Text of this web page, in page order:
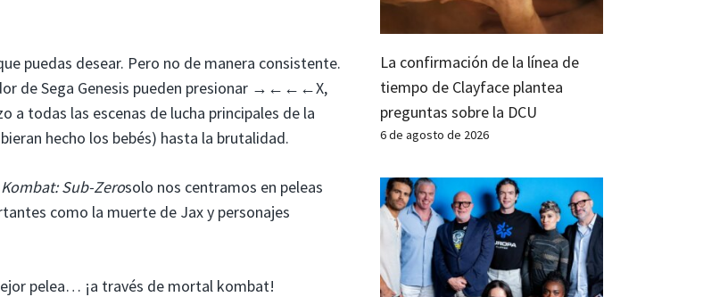
puedas desear. Pero no de manera consistente.
de Sega Genesis pueden presionar →←←←X,
a todas las escenas de lucha principales de la
hecho los bebés) hasta la brutalidad.
Sub-Zerosolo nos centramos en peleas
como la muerte de Jax y personajes
pelea… ¡a través de mortal kombat!
La confirmación de la línea de
tiempo de Clayface plantea
preguntas sobre la DCU
6 de agosto de 2026